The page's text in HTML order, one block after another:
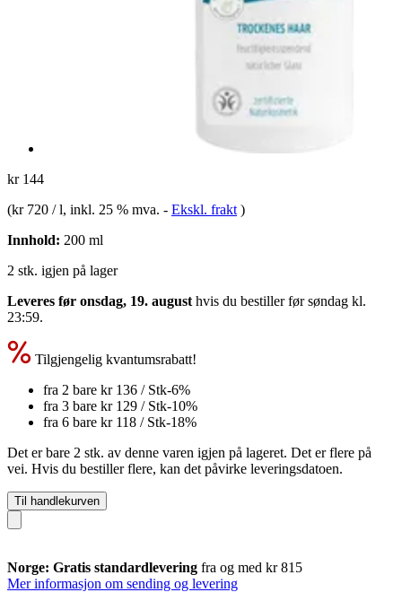
kr 144
(kr 720 / l, inkl. 25 % mva. - Ekskl. frakt )
Innhold: 200 ml
2 stk. igjen på lager
Leveres før onsdag, 19. august hvis du bestiller førsøndag kl.
23:59.
Tilgjengelig kvantumsrabatt!
fra 2 bare kr 136 / Stk-6%
fra 3 bare kr 129 / Stk-10%
fra 6 bare kr 118 / Stk-18%
Det er bare 2 stk. av denne varen igjen på lageret. Det er flere på
vei. Hvis du bestiller flere, kan det påvirke leveringsdatoen.
Til handlekurven
Norge: Gratis standardlevering fra og med kr 815
Mer informasjon om sending og levering